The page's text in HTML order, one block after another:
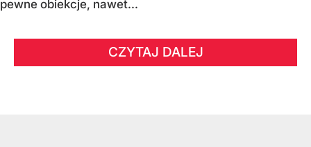
pewne obiekcje, nawet...
CZYTAJ DALEJ